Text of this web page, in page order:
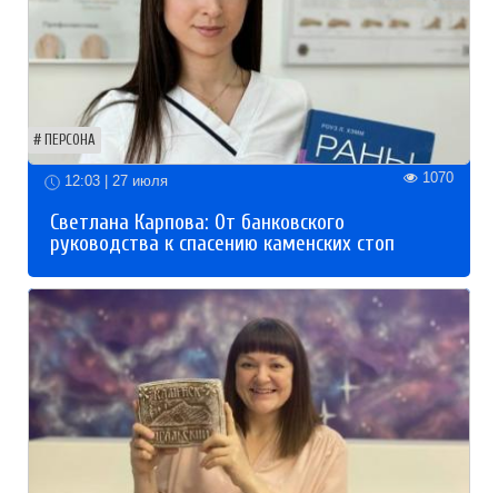
ПЕРСОНА
12:03 | 27 июля 1070
Светлана Карпова: От банковского
руководства к спасению каменских стоп